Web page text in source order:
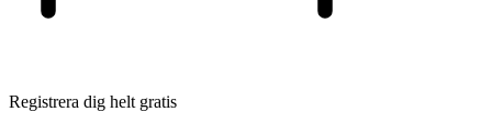
Registrera dig helt gratis